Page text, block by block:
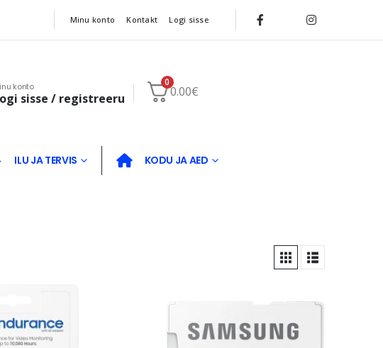
Minu konto Kontakt Logi sisse
konto
sisse / registreeru
0
0.00€
ILU JA TERVIS KODU JA AED